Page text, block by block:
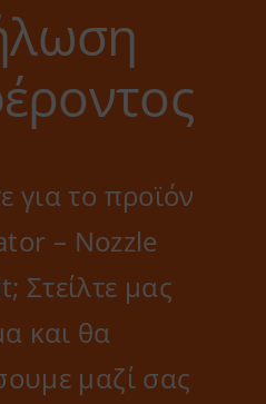
για το προϊόν
– Nozzle
Στείλτε μας
και θα
μαζί σας